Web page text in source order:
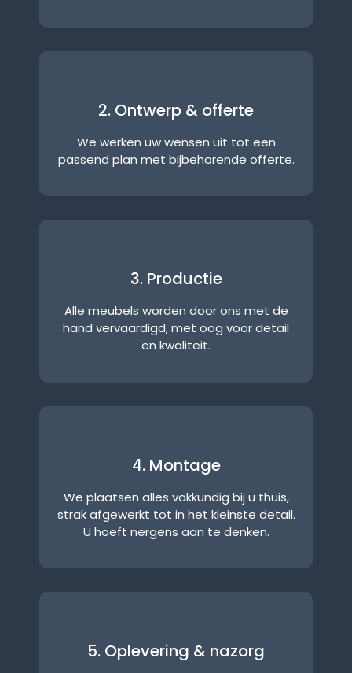
2. Ontwerp & offerte
We werken uw wensen uit tot een
passend plan met bijbehorende offerte.
3. Productie
Alle meubels worden door ons met de
hand vervaardigd, met oog voor detail
en kwaliteit.
4. Montage
We plaatsen alles vakkundig bij u thuis,
strak afgewerkt tot in het kleinste detail.
U hoeft nergens aan te denken.
5. Oplevering & nazorg